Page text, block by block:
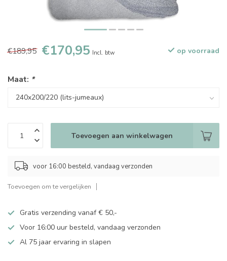
€189,95 €170,95 Incl. btw op voorraad
Maat: *
Toevoegen aan winkelwagen
voor 16:00 besteld, vandaag verzonden
Toevoegen om te vergelijken
Gratis verzending vanaf € 50,-
Voor 16:00 uur besteld, vandaag verzonden
Al 75 jaar ervaring in slapen